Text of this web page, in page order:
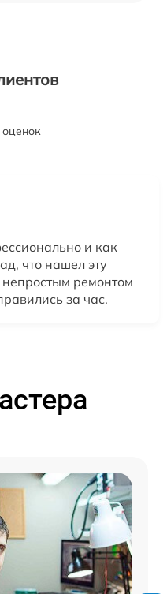
оценок
и как
что нашел эту
ремонтом
за час.